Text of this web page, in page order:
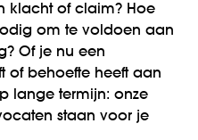
klacht of claim? Hoe
om te voldoen aan
Of je nu een
of behoefte heeft aan
lange termijn: onze
staan voor je